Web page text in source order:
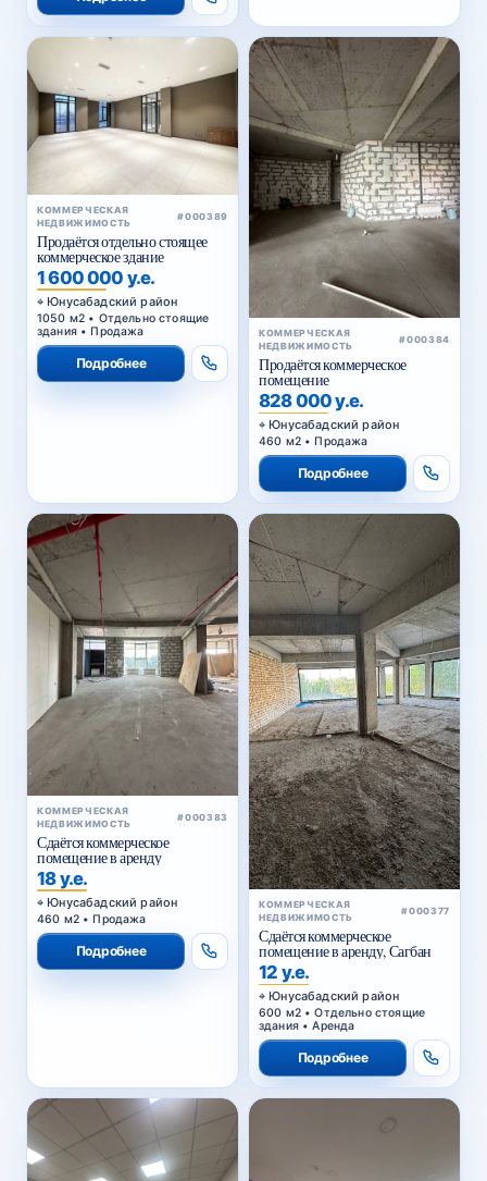
НЕДВИЖИМОСТЬ
Продаётся отдельно стоящее
коммерческое здание
1 600 000 у.е.
Юнусабадский район
1050 м2 • Отдельно стоящие
здания • Продажа
Подробнее
НЕДВИЖИМОСТЬ
Продаётся коммерческое
помещение
828 000 у.е.
Юнусабадский район
460 м2 • Продажа
Подробнее
НЕДВИЖИМОСТЬ
Сдаётся коммерческое
помещение в аренду
18 у.е.
Юнусабадский район
460 м2 • Продажа
Подробнее
НЕДВИЖИМОСТЬ
Сдаётся коммерческое
помещение в аренду, Сагбан
12 у.е.
Юнусабадский район
600 м2 • Отдельно стоящие
здания • Аренда
Подробнее